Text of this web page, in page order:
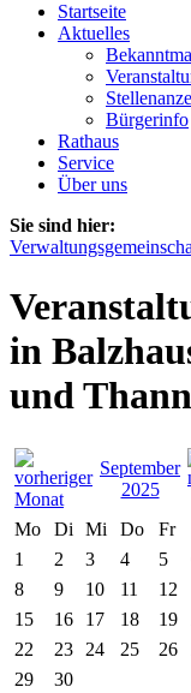
Startseite
Aktuelles
Bürgerinfo
Rathaus
Service
Über uns
Sie sind hier:
in
und
September
2025
Mo
Di Mi Do Fr
1
2 3 4 5
8
9 10 11 12
15
16 17 18 19
22
23 24 25 26
29
30